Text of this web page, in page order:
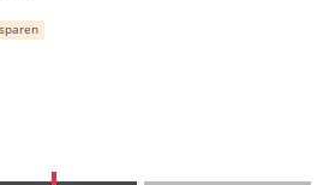
sparen